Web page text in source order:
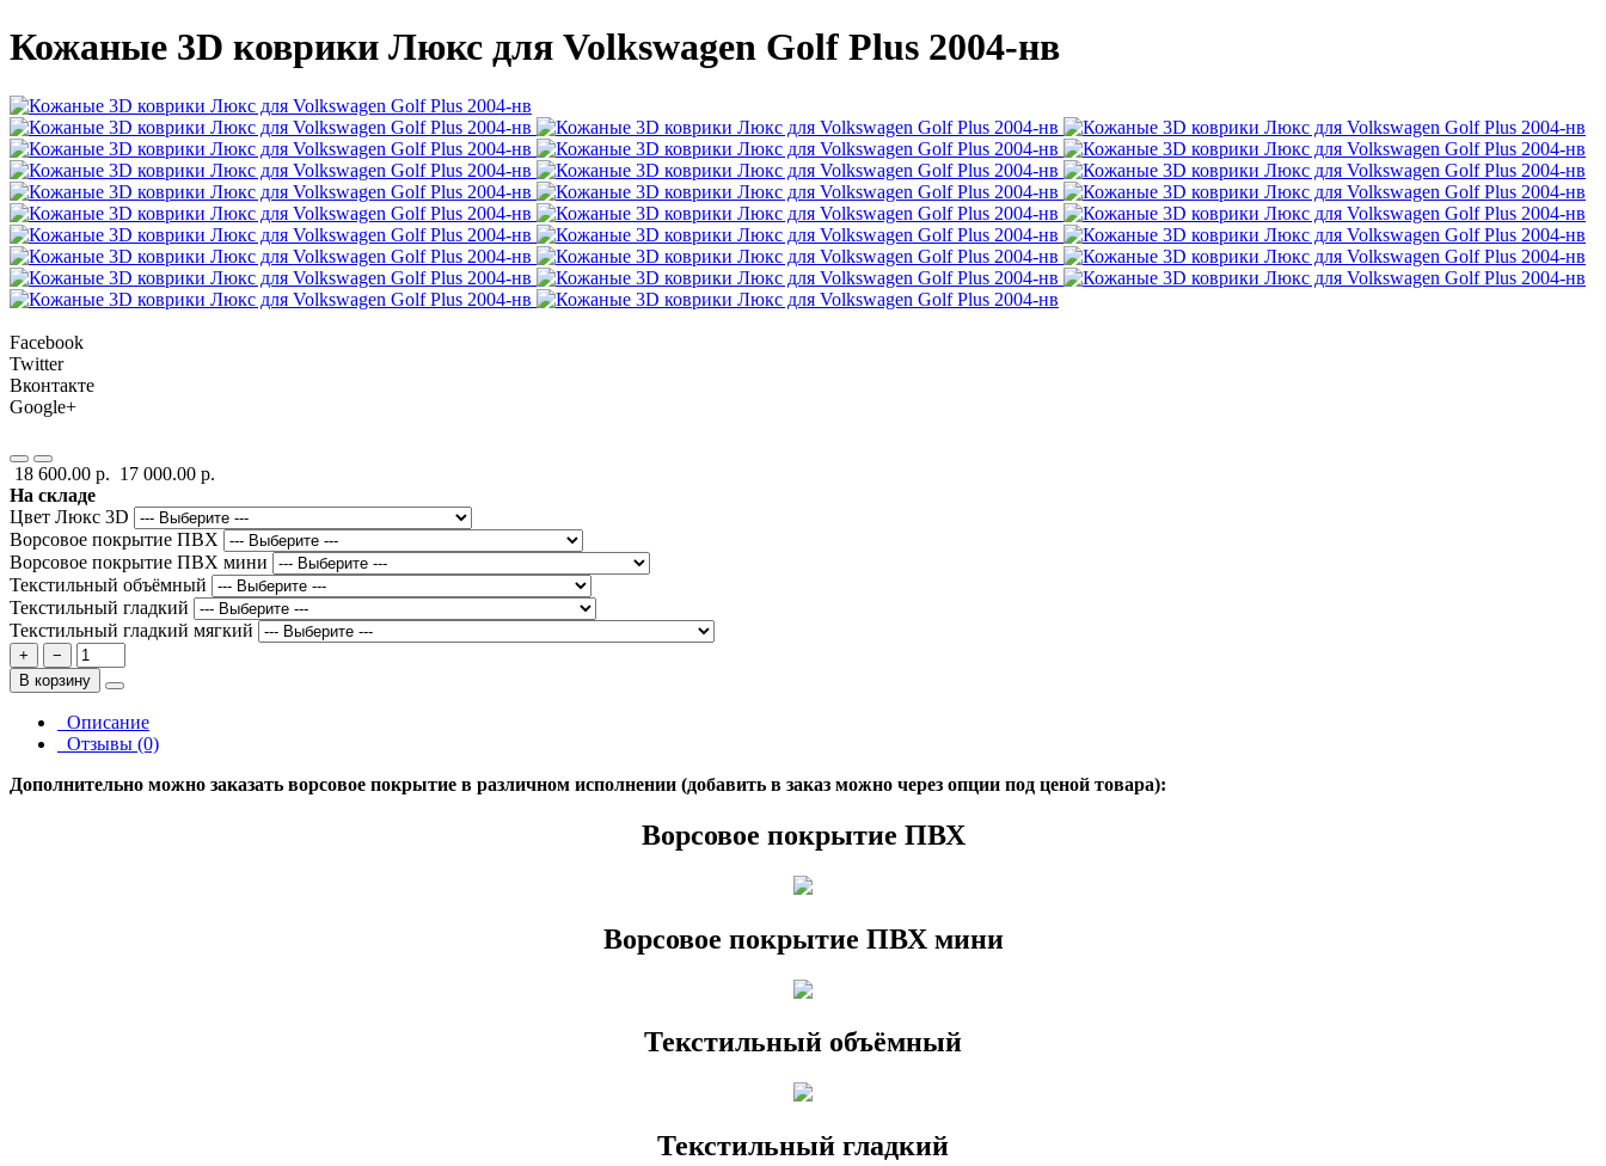
Кожаные 3D коврики Люкс для Volkswagen Golf Plus 2004-нв
Facebook
Twitter
Вконтакте
Google+
18 600.00 р. 17 000.00 р.
На складе
Цвет Люкс 3D
Ворсовое покрытие ПВХ
Ворсовое покрытие ПВХ мини
Текстильный объёмный
Текстильный гладкий
Текстильный гладкий мягкий
+
−
В корзину
Описание
Отзывы (0)
Дополнительно можно заказать ворсовое покрытие в различном исполнении (добавить в заказ можно через опции под ценой товара):
Ворсовое покрытие ПВХ
Ворсовое покрытие ПВХ мини
Текстильный объёмный
Текстильный гладкий